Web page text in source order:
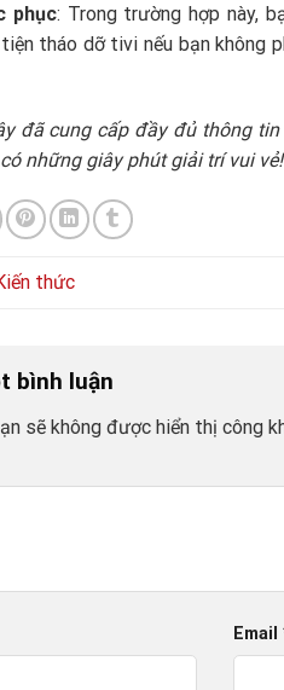
phục: Trong trường hợp này,
tháo dỡ tivi nếu bạn không
đã cung cấp đầy đủ thông
những giây phút giải trí vui vẻ!
thức
bình luận
sẽ không được hiển thị công
Email